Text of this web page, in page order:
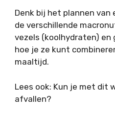
Denk bij het plannen van
de verschillende
vezels (koolhydraten) en
hoe je ze kunt
maaltijd.
Lees ook: Kun je met dit
afvallen?